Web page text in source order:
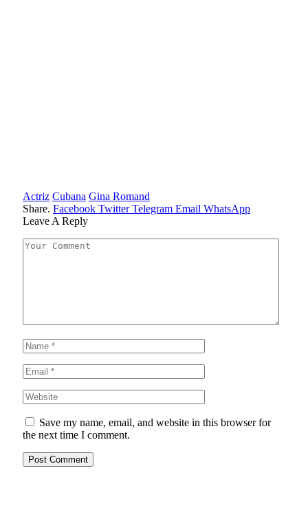
Actriz Cubana Gina Romand
Share. Facebook Twitter Telegram Email WhatsApp
Leave A Reply
Save my name, email, and website in this browser for
the next time I comment.